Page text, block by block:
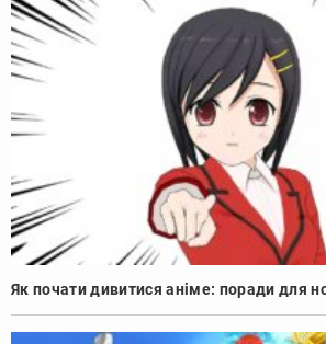
Як почати дивитися аніме: поради для